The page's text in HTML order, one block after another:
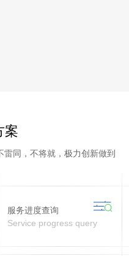
案
同，不将就，极力创新做到
服务进度查询
Service progress query